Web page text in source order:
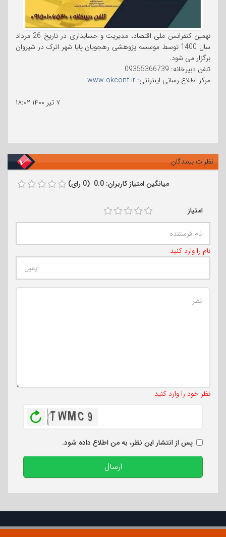
نهمین کنفرانس ملی اقتصاد، مدیریت و حسابداری در تاریخ 26 مرداد
سال 1400 توسط موسسه پژوهشی رهجویان پایا شهر اترک در شیروان
برگزار می شود.
تلفن دبیرخانه: 09355366739
مرکز اطلاع رسانی اینترنتی: www.okconf.ir
۷ تیر ۱۴۰۰
۱۸:۰۲
نظرات بینندگان
میانگین امتیاز کاربران: 0.0 (0 رای)
امتیاز
نام را وارد کنید
نظر خود را وارد کنید
پس از انتشار این نظر، به من اطلاع داده شود.
ارسال